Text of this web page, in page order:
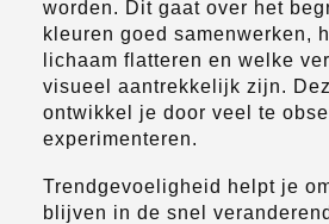
worden. Dit gaat over het
kleuren goed samenwerken,
lichaam flatteren en welke
visueel aantrekkelijk zijn.
ontwikkel je door veel te
experimenteren.
Trendgevoeligheid helpt je
blijven in de snel